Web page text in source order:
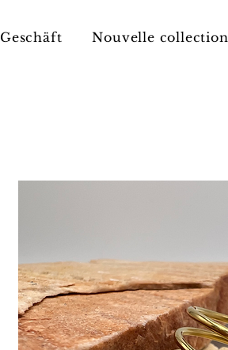
Geschäft Nouvelle collection